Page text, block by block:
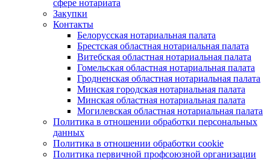
сфере нотариата
Закупки
Контакты
Белорусская нотариальная палата
Брестская областная нотариальная палата
Витебская областная нотариальная палата
Гомельская областная нотариальная палата
Гродненская областная нотариальная палата
Минская городская нотариальная палата
Минская областная нотариальная палата
Могилевская областная нотариальная палата
Политика в отношении обработки персональных
данных
Политика в отношении обработки cookie
Политика первичной профсоюзной организации